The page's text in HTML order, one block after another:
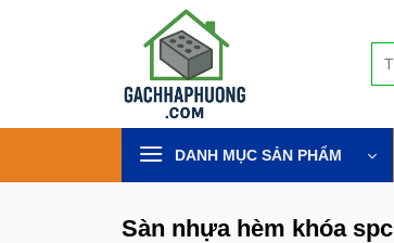
DANH MỤC SẢN PHẨM
Sàn nhựa hèm khóa spc